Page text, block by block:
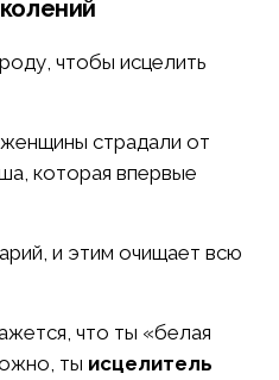
чтобы исцелить
страдали от
которая впервые
и этим очищает всю
что ты «белая
ты исцелитель